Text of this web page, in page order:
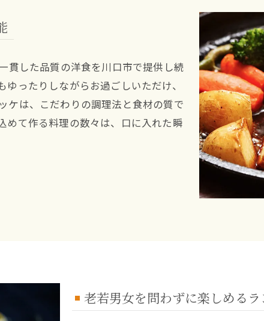
貫した品質の洋食を川口市で提供し続
ったりしながらお過ごしいただけ、
ケは、こだわりの調理法と食材の質で
めて作る料理の数々は、口に入れた瞬
老若男女を問わずに楽しめるラ